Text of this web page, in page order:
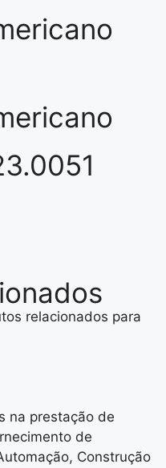
relacionados para
na prestação de
de
Construção